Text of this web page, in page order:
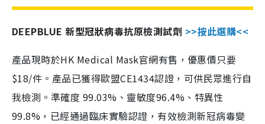
DEEPBLUE 新型冠狀病毒抗原檢測試劑 >>按此選購<<
產品現時於HK Medical Mask官網有售，優惠價只要
$18/件。產品已獲得歐盟CE1434認證，可供民眾進行自
我檢測。準確度 99.03%、靈敏度96.4%、特異性
99.8%，已經通過臨床實驗認證，有效檢測新冠病毒變